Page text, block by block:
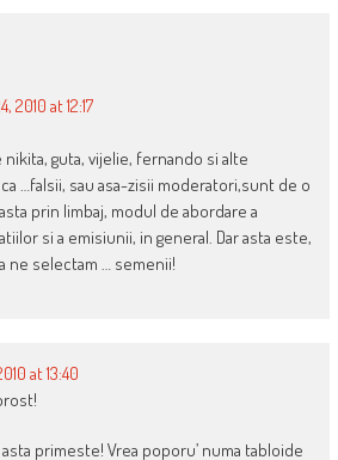
2010 at 12:17
nikita, guta, vijelie, fernando si alte
…falsii, sau asa-zisii moderatori,sunt de o
prin limbaj, modul de abordare a
si a emisiunii, in general. Dar asta este,
ne selectam … semenii!
at 13:40
asta primeste! Vrea poporu’ numa tabloide